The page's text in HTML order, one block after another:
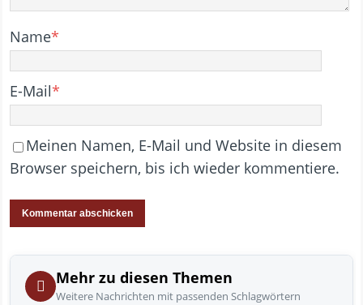
Name*
E-Mail*
Meinen Namen, E-Mail und Website in diesem
Browser speichern, bis ich wieder kommentiere.
Mehr zu diesen Themen
Weitere Nachrichten mit passenden Schlagwörtern